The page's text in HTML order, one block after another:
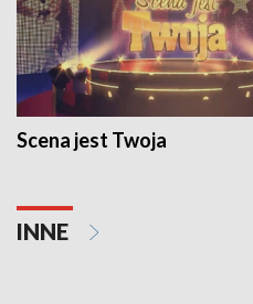
Scena jest Twoja
INNE